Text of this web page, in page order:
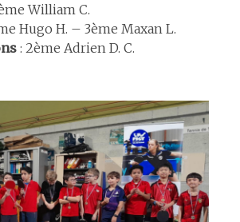
William C.
Hugo H. – 3ème Maxan L.
: 2ème Adrien D. C.